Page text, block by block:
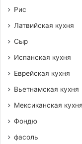
Рис
Латвийская кухня
Сыр
Испанская кухня
Еврейская кухня
Вьетнамская кухня
Мексиканская кухня
Фондю
фасоль